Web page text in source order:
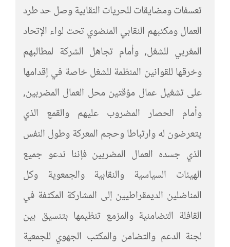
تعسفات ومضايقات للحريات النقابية وصل حد طرد
العمال ومكتبهم النقابي المنضوي تحت لواء الإتحاد
المغربي للشغل, وأمام تجاهل الشركة لمطالبهم
وخرقها للقوانين المنظمة للشغل خاصة في إقدامها
على تشغيل عمال مؤقتين محل العمال المضربين,
وأمام الحصار المضروب عليهم والقمع الذي
يتعرضون له وارتباطا وحجم المعركة وطول النفس
الذي جسده العمال المضربين فإننا ندعو جميع
الهيئات السياسية والنقابية والجمعوية وكل
المناضلين الديمقراطيين إلى المشاركة المكثفة في
القافلة التضامنية والمزمع تنظيمها بتنسيق بين
لجنة الدعم والتضامن والمكتب الجهوي للجمعية